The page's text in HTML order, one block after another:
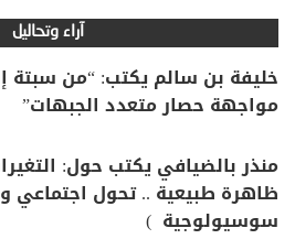
آراء وتحاليل
خليفة بن سالم يكتب: “من سبتة
مواجهة حصار متعدد الجبهات”
منذر بالضيافي يكتب حول:
ظاهرة طبيعية .. تحول اجتماعي
سوسيولوجية )